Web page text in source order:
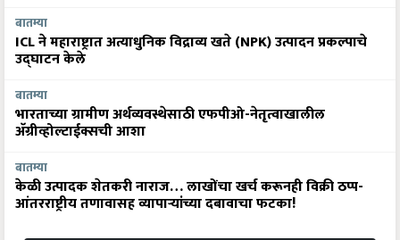
बातम्या
ICL ने महाराष्ट्रात अत्याधुनिक विद्राव्य खते (NPK) उत्पादन प्रकल्पाचे
उद्घाटन केले
बातम्या
भारताच्या ग्रामीण अर्थव्यवस्थेसाठी एफपीओ-नेतृत्वाखालील
अ‍ॅग्रीव्होल्टाईक्सची आशा
बातम्या
केळी उत्पादक शेतकरी नाराज… लाखोंचा खर्च करूनही विक्री ठप्प-
आंतरराष्ट्रीय तणावासह व्यापाऱ्यांच्या दबावाचा फटका!